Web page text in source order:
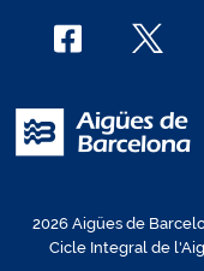
2026 Aigües de
Cicle Integral de